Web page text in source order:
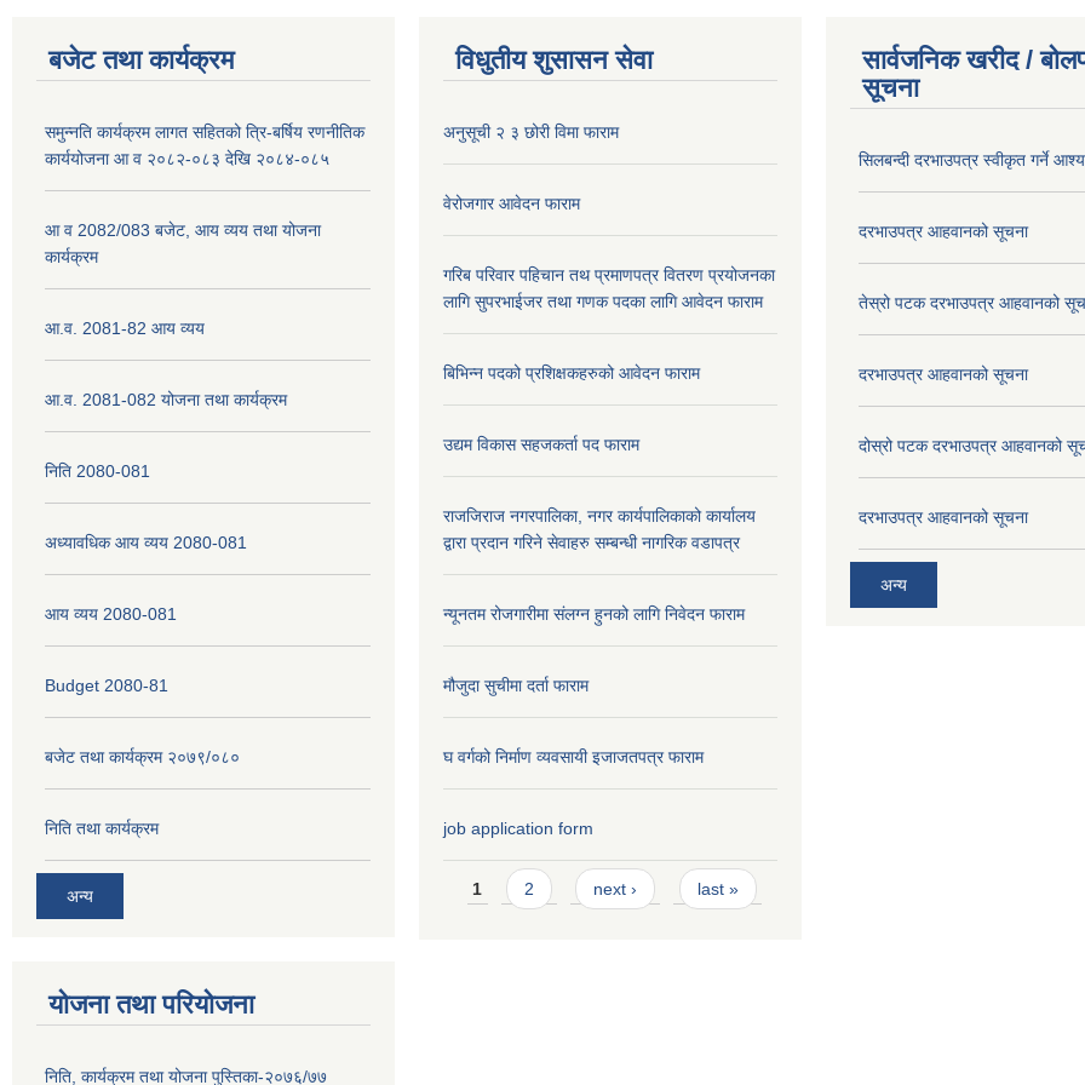
बजेट तथा कार्यक्रम
समुन्नति कार्यक्रम लागत सहितको त्रि-बर्षिय रणनीतिक
कार्ययोजना आ व २०८२-०८३ देखि २०८४-०८५
आ व 2082/083 बजेट, आय व्यय तथा योजना
कार्यक्रम
आ.व. 2081-82 आय व्यय
आ.व. 2081-082 योजना तथा कार्यक्रम
निति 2080-081
अध्यावधिक आय व्यय 2080-081
आय व्यय 2080-081
Budget 2080-81
बजेट तथा कार्यक्रम २०७९/०८०
निति तथा कार्यक्रम
अन्य
योजना तथा परियोजना
निति, कार्यक्रम तथा योजना पुस्तिका-२०७६/७७
विधुतीय शुसासन सेवा
अनुसूची २ ३ छोरी विमा फाराम
वेरोजगार आवेदन फाराम
गरिब परिवार पहिचान तथ प्रमाणपत्र वितरण प्रयोजनका
लागि सुपरभाईजर तथा गणक पदका लागि आवेदन फाराम
बिभिन्न पदको प्रशिक्षकहरुको आवेदन फाराम
उद्यम विकास सहजकर्ता पद फाराम
राजजिराज नगरपालिका, नगर कार्यपालिकाको कार्यालय
द्वारा प्रदान गरिने सेवाहरु सम्बन्धी नागरिक वडापत्र
न्यूनतम रोजगारीमा संलग्न हुनको लागि निवेदन फाराम
मौजुदा सुचीमा दर्ता फाराम
घ वर्गको निर्माण व्यवसायी इजाजतपत्र फाराम
job application form
Pages
1 2 next › last »
सार्वजनिक खरीद /
सूचना
सिलबन्दी दरभाउपत्र स्वीकृत गर्ने
दरभाउपत्र आहवानको सूचना
तेस्रो पटक दरभाउपत्र आहवानको
दरभाउपत्र आहवानको सूचना
दोस्रो पटक दरभाउपत्र आहवानको
दरभाउपत्र आहवानको सूचना
अन्य